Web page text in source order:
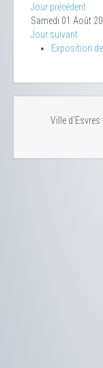
Jour précédent
Samedi 01 Août
Jour suivant
Exposition
Ville